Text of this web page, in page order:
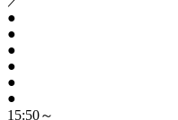
●
●
●
●
●
●
15:50～